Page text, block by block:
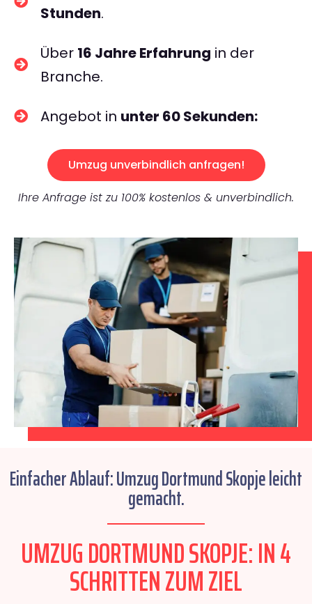
Stunden.
Über 16 Jahre Erfahrung in der
Branche.
Angebot in unter 60 Sekunden:
Umzug unverbindlich anfragen!
Ihre Anfrage ist zu 100% kostenlos & unverbindlich.
Einfacher Ablauf: Umzug Dortmund Skopje leicht
gemacht.
UMZUG DORTMUND SKOPJE: IN 4
SCHRITTEN ZUM ZIEL